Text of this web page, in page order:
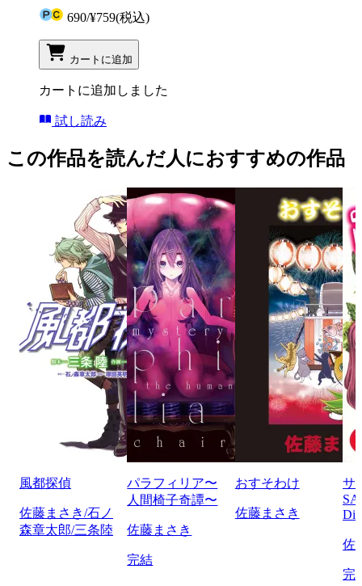
690/¥759(税込)
カートに追加
カートに追加しました
試し読み
この作品を読んだ人におすすめの作品
風都探偵
佐藤まさき/石ノ
森章太郎/三条陸
パラフィリア〜
人間椅子奇譚〜
佐藤まさき
完結
おすそわけ
佐藤まさき
サ
佐
完